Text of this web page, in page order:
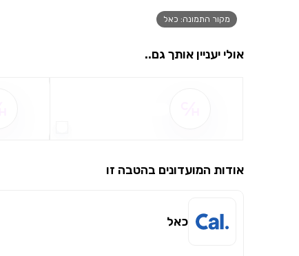
מקור התמונה: כאל
אולי יעניין אותך גם..
אודות המועדונים בהטבה זו
כאל